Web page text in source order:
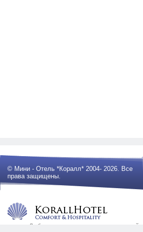
© Мини - Отель *Коралл* 2004- 2026. Все
права защищены.
Любое использование материалов сайта